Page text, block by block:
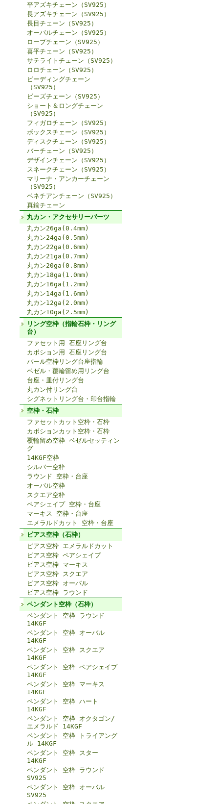
平アズキチェーン（SV925）
長アズキチェーン（SV925）
長目チェーン（SV925）
オーバルチェーン（SV925）
ロープチェーン（SV925）
喜平チェーン（SV925）
サテライトチェーン（SV925）
ロロチェーン（SV925）
ビーディングチェーン
（SV925）
ビーズチェーン（SV925）
ショート＆ロングチェーン
（SV925）
フィガロチェーン（SV925）
ボックスチェーン（SV925）
ディスクチェーン（SV925）
バーチェーン（SV925）
デザインチェーン（SV925）
スネークチェーン（SV925）
マリーナ・アンカーチェーン
（SV925）
ベネチアンチェーン（SV925）
真鍮チェーン
丸カン・アクセサリーパーツ
丸カン26ga(0.4mm)
丸カン24ga(0.5mm)
丸カン22ga(0.6mm)
丸カン21ga(0.7mm)
丸カン20ga(0.8mm)
丸カン18ga(1.0mm)
丸カン16ga(1.2mm)
丸カン14ga(1.6mm)
丸カン12ga(2.0mm)
丸カン10ga(2.5mm)
リング空枠（指輪石枠・リング
台）
ファセット用 石座リング台
カボション用 石座リング台
パール空枠リング台座指輪
ベゼル・覆輪留め用リング台
台座・皿付リング台
丸カン付リング台
シグネットリング台・印台指輪
空枠・石枠
ファセットカット空枠・石枠
カボションカット空枠・石枠
覆輪留め空枠 ベゼルセッティン
グ
14KGF空枠
シルバー空枠
ラウンド 空枠・台座
オーバル空枠
スクエア空枠
ペアシェイプ 空枠・台座
マーキス 空枠・台座
エメラルドカット 空枠・台座
ピアス空枠（石枠）
ピアス空枠 エメラルドカット
ピアス空枠 ペアシェイプ
ピアス空枠 マーキス
ピアス空枠 スクエア
ピアス空枠 オーバル
ピアス空枠 ラウンド
ペンダント空枠（石枠）
ペンダント 空枠 ラウンド
14KGF
ペンダント 空枠 オーバル
14KGF
ペンダント 空枠 スクエア
14KGF
ペンダント 空枠 ペアシェイプ
14KGF
ペンダント 空枠 マーキス
14KGF
ペンダント 空枠 ハート
14KGF
ペンダント 空枠 オクタゴン/
エメラルド 14KGF
ペンダント 空枠 トライアング
ル 14KGF
ペンダント 空枠 スター
14KGF
ペンダント 空枠 ラウンド
SV925
ペンダント 空枠 オーバル
SV925